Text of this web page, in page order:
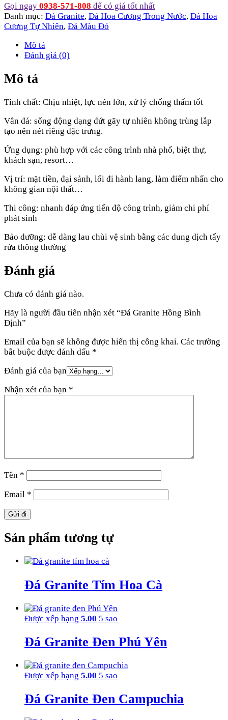
Gọi ngay 0938-571-808 để có giá tốt nhất
Danh mục: Đá Granite, Đá Hoa Cương Trong Nước, Đá Hoa
Cương Tự Nhiên, Đá Màu Đỏ
Mô tả
Đánh giá (0)
Mô tả
Tính chất: Chịu nhiệt, lực nén lớn, xử lý chống thấm tốt
Vân đá: sống động dạng đứt gãy tự nhiên không trùng lắp
tạo nên nét riêng đặc trưng.
Ứng dụng: phù hợp với các công trình nhà phố, biệt thự,
khách sạn, resort…
Vị trí: mặt tiền, đại sảnh, lối đi hành lang, làm điểm nhấn cho
không gian nội thất…
Thi công: nhanh đáp ứng tiến độ công trình, giảm chi phí
phát sinh
Bảo dưỡng: dễ dàng lau chùi vệ sinh bằng các dung dịch tẩy
rửa thông thường
Đánh giá
Chưa có đánh giá nào.
Hãy là người đầu tiên nhận xét “Đá Granite Hồng Bình
Định”
Email của bạn sẽ không được hiển thị công khai. Các trường
bắt buộc được đánh dấu *
Đánh giá của bạn
Nhận xét của bạn *
Tên *
Email *
Sản phẩm tương tự
Đá Granite Tím Hoa Cà
Được xếp hạng 5.00 5 sao
Đá Granite Đen Phú Yên
Được xếp hạng 5.00 5 sao
Đá Granite Đen Campuchia